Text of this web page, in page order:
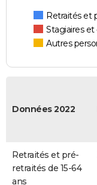
Retraités et
Stagiaires et
Autres
Données 2022
Retraités et pré-
retraités de 15-64
ans